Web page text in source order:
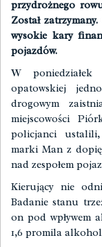
przydrożnego
Został
wysokie kary
pojazdów.
W
opatowskiej
drogowym
miejscowości
policjanci ustalili,
marki Man z
nad zespołem
Kierujący nie
Badanie stanu
on pod wpływem
1,6 promila